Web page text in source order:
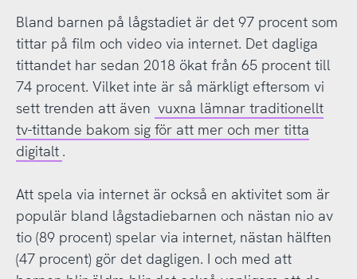
Bland barnen på lågstadiet är det 97 procent som
tittar på film och video via internet. Det dagliga
tittandet har sedan 2018 ökat från 65 procent till
74 procent. Vilket inte är så märkligt eftersom vi
sett trenden att även vuxna lämnar traditionellt
tv-tittande bakom sig för att mer och mer titta
digitalt .
Att spela via internet är också en aktivitet som är
populär bland lågstadiebarnen och nästan nio av
tio (89 procent) spelar via internet, nästan hälften
(47 procent) gör det dagligen. I och med att